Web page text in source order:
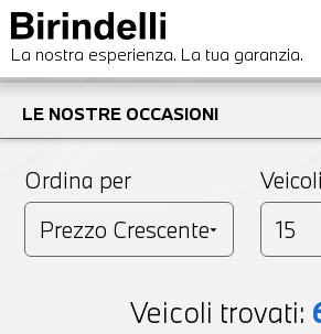
La nostra esperienza. La tua garanzia.
LE NOSTRE OCCASIONI
Ordina per
Veicoli trovati: